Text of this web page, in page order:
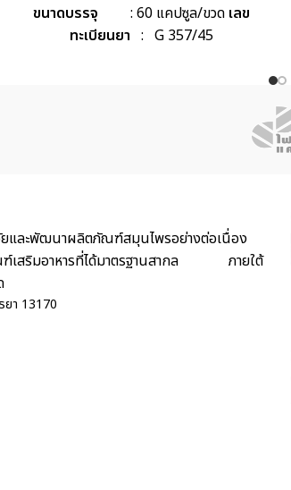
ขนาดบรรจุ
: 60 แคปซูล/ขวด เลข
ทะเบียนยา : G 357/45
และพัฒนาผลิตภัณฑ์สมุนไพรอย่างต่อเนื่อง
ณฑ์เสริมอาหารที่ได้มาตรฐานสากล ภายใต้
ยา 13170